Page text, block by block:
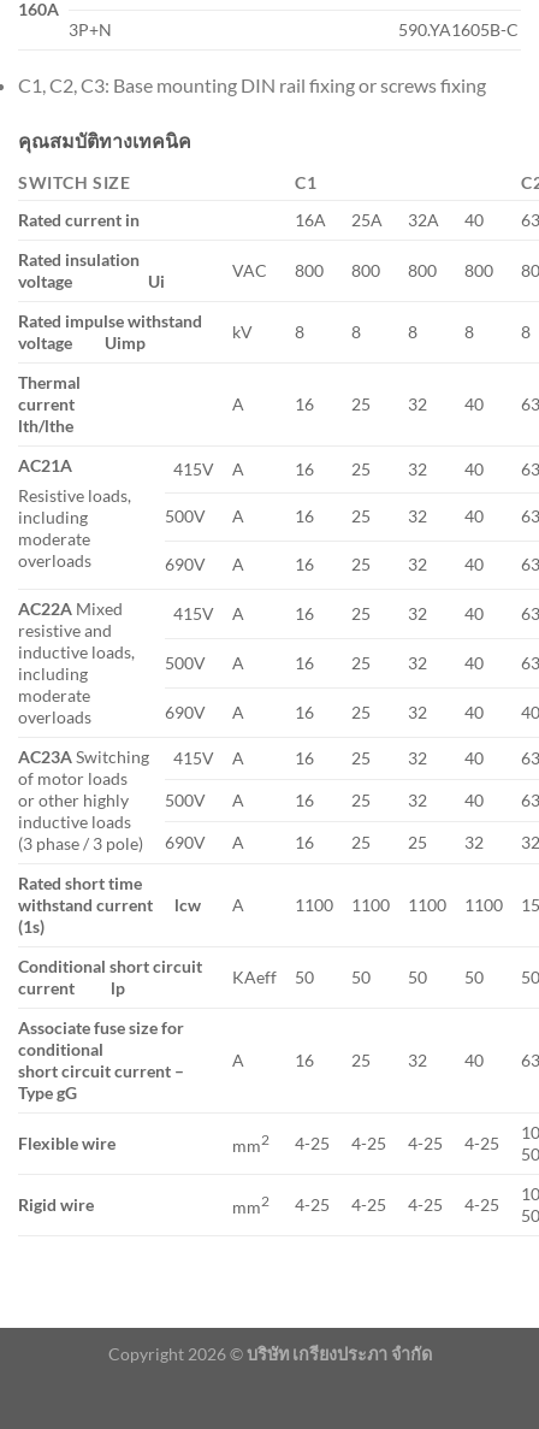
160A
3P+N
590.YA1605B-C
C1, C2, C3: Base mounting DIN rail fixing or screws fixing
คุณสมบัติทางเทคนิค
SWITCH SIZE C1
Rated current in
16A 25A 32A 40
Rated insulation
voltage Ui
VAC 800 800 800 800
Rated impulse withstand
voltage Uimp
kV 8 8 8 8 8
Thermal
current
lth/lthe
A 16 25 32 40
AC21A
Resistive loads,
including
moderate
overloads
415V A 16 25 32 40
500V A 16 25 32 40
690V A 16 25 32 40
AC22A Mixed
resistive and
inductive loads,
including
moderate
overloads
415V A 16 25 32 40
500V A 16 25 32 40
690V A 16 25 32 40
AC23ASwitching
of motor loads
or other highly
inductive loads
(3 phase / 3 pole)
415V A 16 25 32 40
500V A 16 25 32 40
690V A 16 25 25 32
Rated short time
withstand current lcw
(1s)
A 1100 1100 1100 1100
Conditional short circuit
current lp
KAeff 50 50 50 50
Associate fuse size for
conditional
short circuit current –
Type gG
A 16 25 32 40
Flexible wire mm2 4-25 4-25 4-25 4-25
Rigid wire mm2 4-25 4-25 4-25 4-25
Copyright 2026 ©บริษัท เกรียงประภา จำกัด